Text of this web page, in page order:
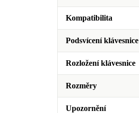
Kompatibilita
Podsvícení klávesnice
Rozložení klávesnice
Rozměry
Upozornění